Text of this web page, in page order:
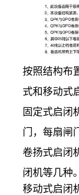
按照结构布
式和移动式
固定式启闭
门，每扇闸
卷扬式启闭
闭机等几种。
移动式启闭